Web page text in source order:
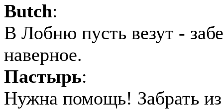
Butch:
В Лобню пусть везут -
наверное.
Пастырь:
Нужна помощь! Забрать